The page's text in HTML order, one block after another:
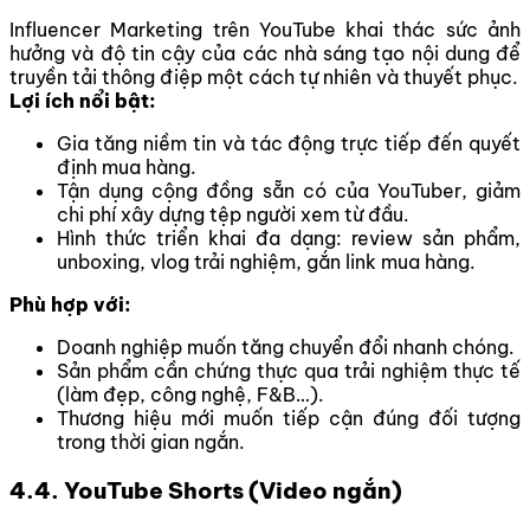
Influencer Marketing trên YouTube khai thác sức ảnh
hưởng và độ tin cậy của các nhà sáng tạo nội dung để
truyền tải thông điệp một cách tự nhiên và thuyết phục.
Lợi ích nổi bật:
Gia tăng niềm tin và tác động trực tiếp đến quyết
định mua hàng.
Tận dụng cộng đồng sẵn có của YouTuber, giảm
chi phí xây dựng tệp người xem từ đầu.
Hình thức triển khai đa dạng: review sản phẩm,
unboxing, vlog trải nghiệm, gắn link mua hàng.
Phù hợp với:
Doanh nghiệp muốn tăng chuyển đổi nhanh chóng.
Sản phẩm cần chứng thực qua trải nghiệm thực tế
(làm đẹp, công nghệ, F&B…).
Thương hiệu mới muốn tiếp cận đúng đối tượng
trong thời gian ngắn.
4.4. YouTube Shorts (Video ngắn)